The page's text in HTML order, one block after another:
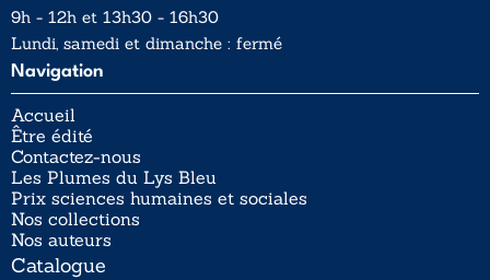
9h - 12h et 13h30 - 16h30
Lundi, samedi et dimanche : fermé
Navigation
Accueil
Être édité
Contactez-nous
Les Plumes du Lys Bleu
Prix sciences humaines et sociales
Nos collections
Nos auteurs
Catalogue